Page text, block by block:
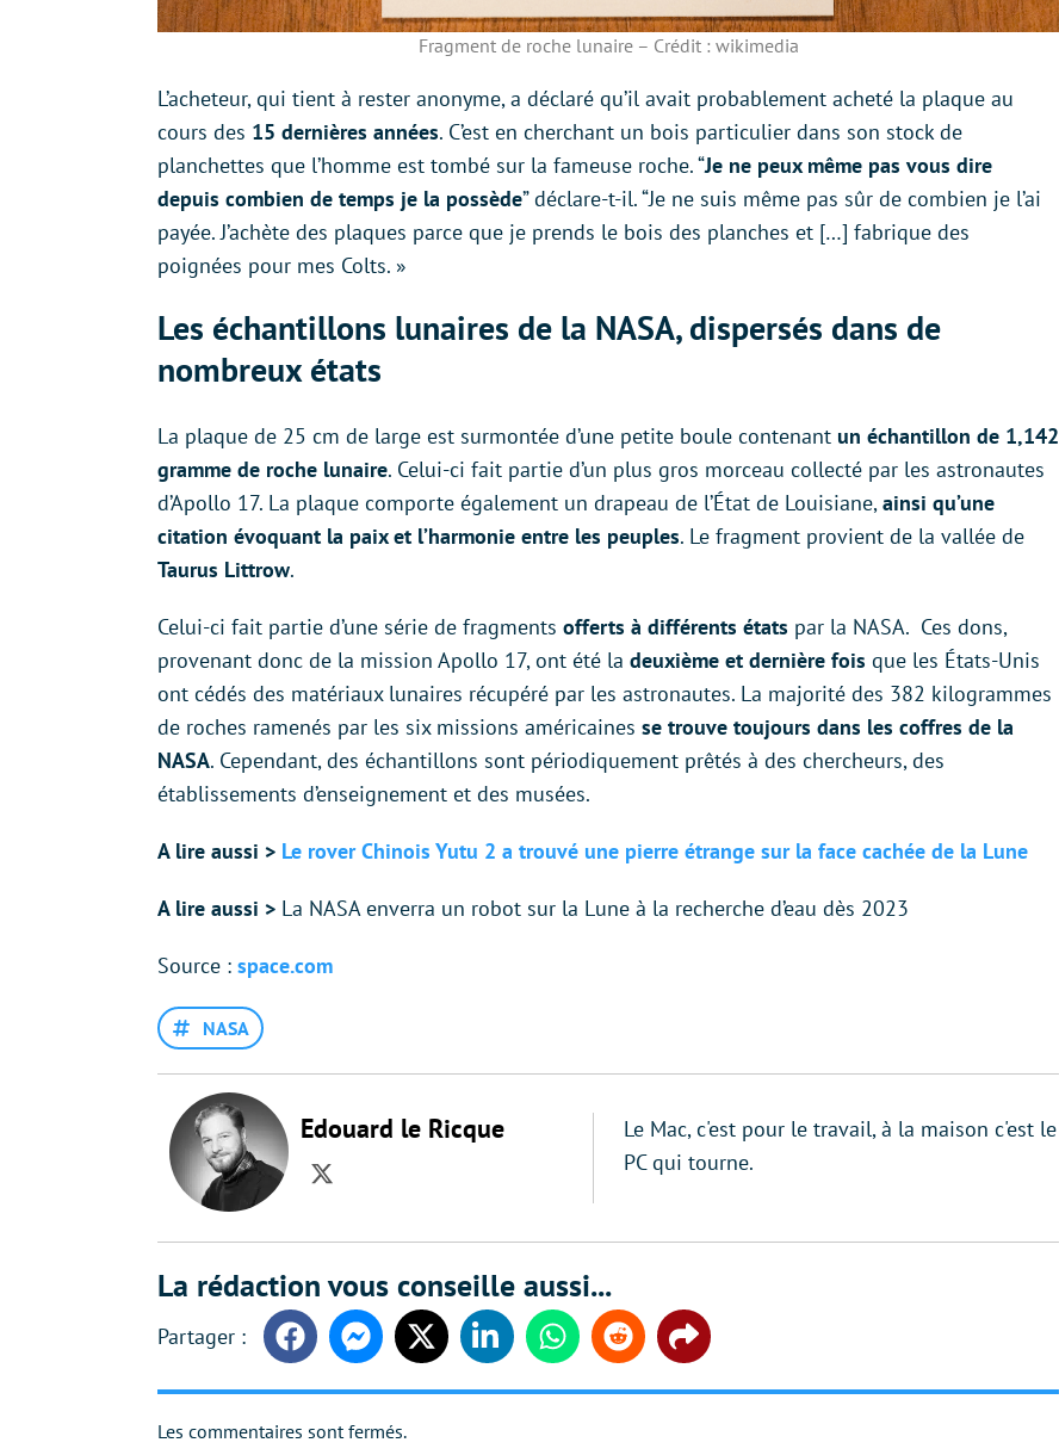
Fragment de roche lunaire – Crédit : wikimedia
L’acheteur, qui tient à rester anonyme, a déclaré qu’il avait probablement acheté la plaque au
cours des 15 dernières années. C’est en cherchant un bois particulier dans son stock de
planchettes que l’homme est tombé sur la fameuse roche. “Je ne peux même pas vous dire
depuis combien de temps je la possède” déclare-t-il. “Je ne suis même pas sûr de combien je l’ai
payée. J’achète des plaques parce que je prends le bois des planches et […] fabrique des
poignées pour mes Colts. »
Les échantillons lunaires de la NASA, dispersés dans de
nombreux états
La plaque de 25 cm de large est surmontée d’une petite boule contenant un échantillon de 1,142
gramme de roche lunaire. Celui-ci fait partie d’un plus gros morceau collecté par les astronautes
d’Apollo 17. La plaque comporte également un drapeau de l’État de Louisiane,ainsi qu’une
citation évoquant la paix et l’harmonie entre les peuples. Le fragment provient de la vallée de
Taurus Littrow.
Celui-ci fait partie d’une série de fragments offerts à différents états par la NASA. Ces dons,
provenant donc de la mission Apollo 17, ont été la deuxième et dernière fois que les États-Unis
ont cédés des matériaux lunaires récupéré par les astronautes. La majorité des 382 kilogrammes
de roches ramenés par les six missions américaines se trouve toujours dans les coffres de la
NASA. Cependant, des échantillons sont périodiquement prêtés à des chercheurs, des
établissements d’enseignement et des musées.
A lire aussi > Le rover Chinois Yutu 2 a trouvé une pierre étrange sur la face cachée de la Lune
A lire aussi > La NASA enverra un robot sur la Lune à la recherche d’eau dès 2023
Source : space.com
NASA
Edouard le Ricque
Twitter
Le Mac, c'est pour le travail, à la maison c'est le
PC qui tourne.
La rédaction vous conseille aussi...
FacebookMessengerTwitter LinkedinWhatsappReddit Share
Les commentaires sont fermés.